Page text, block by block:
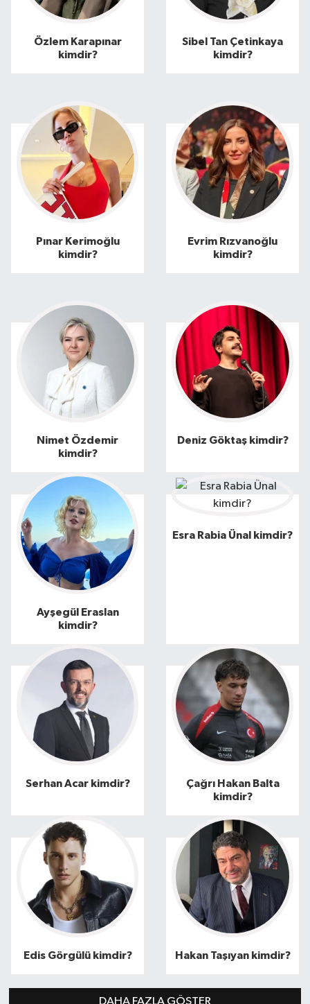
Özlem Karapınar
kimdir?
Sibel Tan Çetinkaya
kimdir?
Pınar Kerimoğlu
kimdir?
Evrim Rızvanoğlu
kimdir?
Nimet Özdemir
kimdir?
Deniz Göktaş kimdir?
Ayşegül Eraslan
kimdir?
Esra Rabia Ünal kimdir?
Serhan Acar kimdir?
Çağrı Hakan Balta
kimdir?
Edis Görgülü kimdir? Hakan Taşıyan kimdir?
Magazin
Politika
Sağlık
Spor
Turizm